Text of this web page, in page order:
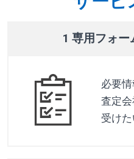
1 専用フォ
必要
査定
受けた